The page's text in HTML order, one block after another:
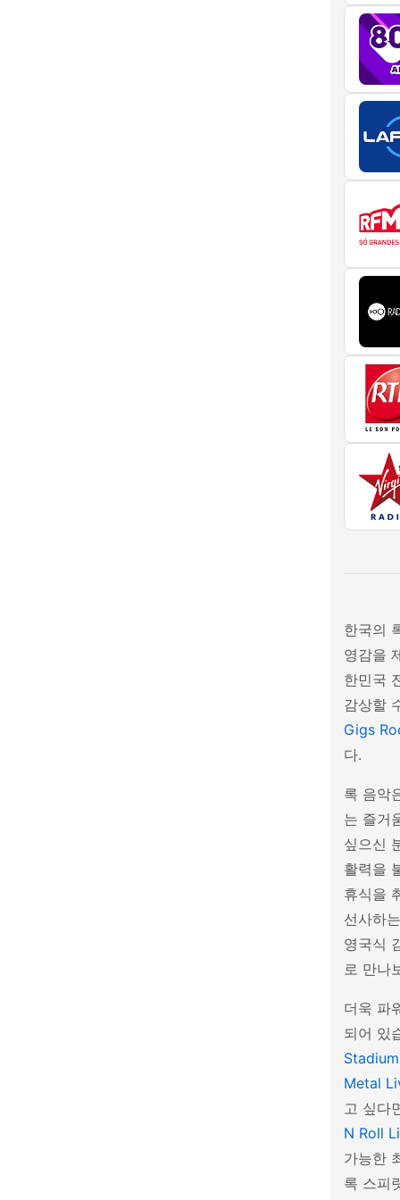
한국의
영감을
한민국
감상할
Gigs
다.
록 음악
는 즐거
싶으신
활력을
휴식을
선사하
영국식
로 만나
더욱 파
되어 있
Metal
고 싶다
N Roll
가능한
록 스피